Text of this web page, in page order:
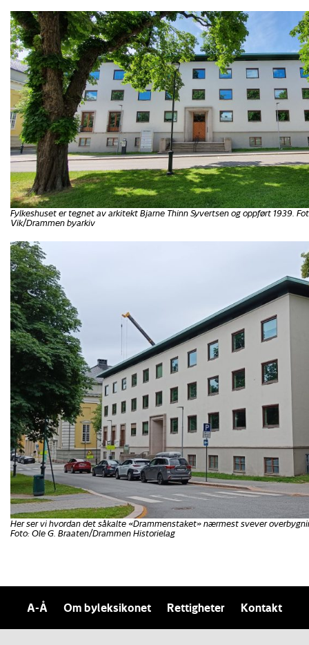
Fylkeshuset er tegnet av arkitekt Bjarne Thinn Syvertsen og oppført 1939.
Vik/Drammen byarkiv
Her ser vi hvordan det såkalte «Drammenstaket» nærmest svever
Foto: Ole G. Braaten/Drammen Historielag
A-Å Om byleksikonet Rettigheter Kontakt